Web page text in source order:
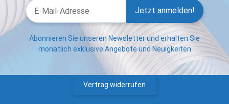
Jetzt anmelden!
Abonnieren Sie unseren Newsletter und erhalten Sie
monatlich exklusive Angebote und Neuigkeiten
Vertrag widerrufen